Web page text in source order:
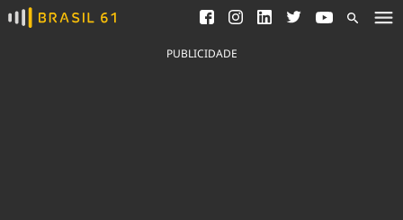
Ver todas as notícias
Saneamento
Indicadores
PUBLICIDADE